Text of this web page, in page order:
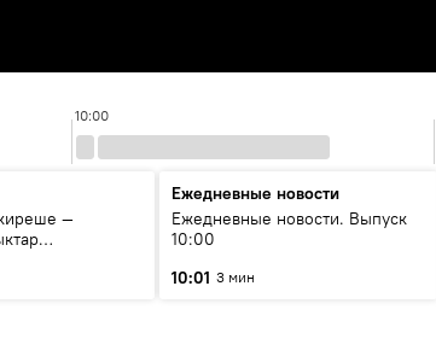
10:00
—
сатып алат?
Ежедневные новости
Ежедневные новости. Выпуск
10:00
10:01 3 мин